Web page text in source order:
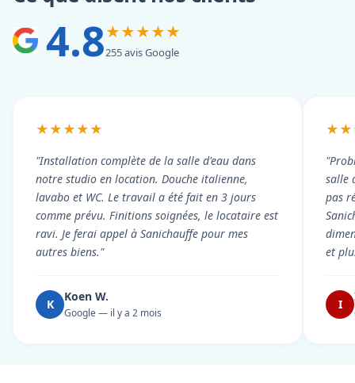
4.8★★★★★
255 avis Google
★★★★★
"Installation complète de la salle d'eau dans
notre studio en location. Douche italienne,
lavabo et WC. Le travail a été fait en 3 jours
comme prévu. Finitions soignées, le locataire est
ravi. Je ferai appel à Sanichauffe pour mes
autres biens."
K
Koen W.
Google — il y a 2 mois
salle
pas
et
I